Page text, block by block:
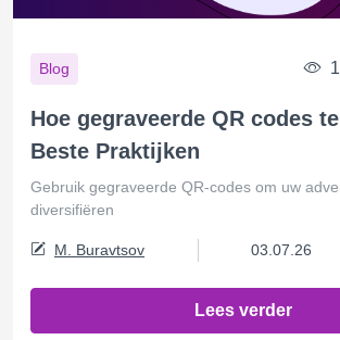
Blog
Hoe gegraveerde QR codes
Beste Praktijken
Gebruik gegraveerde QR-codes om uw
diversifiëren
M. Buravtsov 03.07.26
Lees verder